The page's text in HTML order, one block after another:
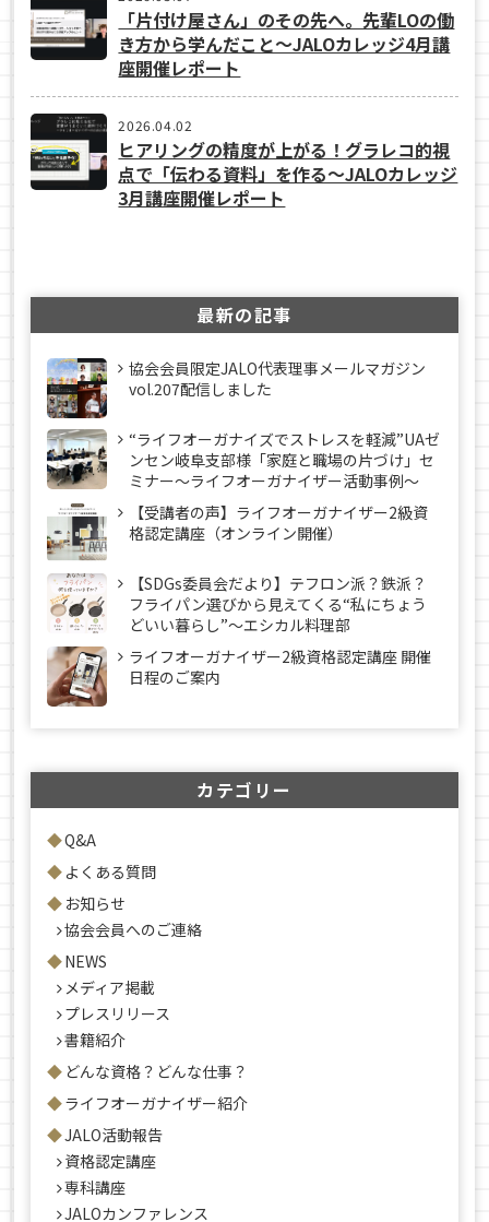
「片付け屋さん」のその先へ。先輩LOの働
き方から学んだこと〜JALOカレッジ4月講
座開催レポート
2026.04.02
ヒアリングの精度が上がる！グラレコ的視
点で「伝わる資料」を作る〜JALOカレッジ
3月講座開催レポート
最新の記事
協会会員限定JALO代表理事メールマガジン
vol.207配信しました
“ライフオーガナイズでストレスを軽減”UAゼ
ンセン岐阜支部様「家庭と職場の片づけ」セ
ミナー～ライフオーガナイザー活動事例〜
【受講者の声】ライフオーガナイザー2級資
格認定講座（オンライン開催）
【SDGs委員会だより】テフロン派？鉄派？
フライパン選びから見えてくる“私にちょう
どいい暮らし”～エシカル料理部
ライフオーガナイザー2級資格認定講座 開催
日程のご案内
カテゴリー
Q&A
よくある質問
お知らせ
協会会員へのご連絡
NEWS
メディア掲載
プレスリリース
書籍紹介
どんな資格？どんな仕事？
ライフオーガナイザー紹介
JALO活動報告
資格認定講座
専科講座
JALOカンファレンス